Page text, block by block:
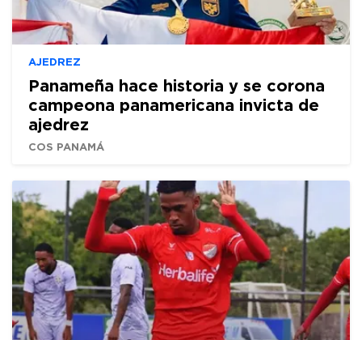
AJEDREZ
Panameña hace historia y se corona
campeona panamericana invicta de
ajedrez
COS PANAMÁ